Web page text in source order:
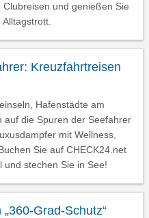
und genießen Sie
Kreuzfahrtreisen
Hafenstädte am
auf die Spuren der Seefahrer
mit Wellness,
Sie auf CHECK24.net
und stechen Sie in See!
Grad-Schutz“